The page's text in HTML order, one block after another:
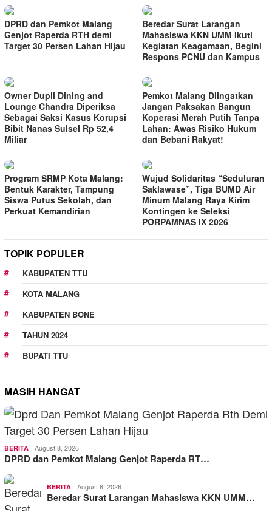
DPRD dan Pemkot Malang
Genjot Raperda RTH demi
Target 30 Persen Lahan Hijau
Beredar Surat Larangan
Mahasiswa KKN UMM Ikuti
Kegiatan Keagamaan, Begini
Respons PCNU dan Kampus
Owner Dupli Dining and
Lounge Chandra Diperiksa
Sebagai Saksi Kasus Korupsi
Bibit Nanas Sulsel Rp 52,4
Miliar
Pemkot Malang Diingatkan
Jangan Paksakan Bangun
Koperasi Merah Putih Tanpa
Lahan: Awas Risiko Hukum
dan Bebani Rakyat!
Program SRMP Kota Malang:
Bentuk Karakter, Tampung
Siswa Putus Sekolah, dan
Perkuat Kemandirian
Wujud Solidaritas “Seduluran
Saklawase”, Tiga BUMD Air
Minum Malang Raya Kirim
Kontingen ke Seleksi
PORPAMNAS IX 2026
TOPIK POPULER
KABUPATEN TTU
KOTA MALANG
KABUPATEN BONE
TAHUN 2024
BUPATI TTU
MASIH HANGAT
BERITA August 8, 2026
DPRD dan Pemkot Malang Genjot Raperda RT…
BERITA August 8, 2026
Beredar Surat Larangan Mahasiswa KKN UMM…